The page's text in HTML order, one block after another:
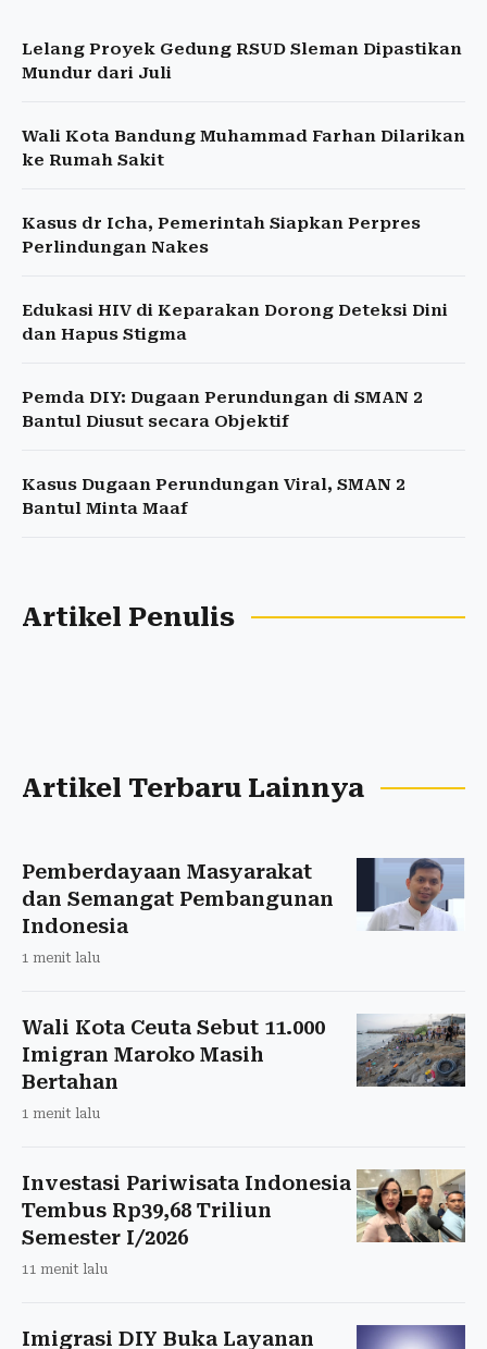
Lelang Proyek Gedung RSUD Sleman Dipastikan
Mundur dari Juli
Wali Kota Bandung Muhammad Farhan Dilarikan
ke Rumah Sakit
Kasus dr Icha, Pemerintah Siapkan Perpres
Perlindungan Nakes
Edukasi HIV di Keparakan Dorong Deteksi Dini
dan Hapus Stigma
Pemda DIY: Dugaan Perundungan di SMAN 2
Bantul Diusut secara Objektif
Kasus Dugaan Perundungan Viral, SMAN 2
Bantul Minta Maaf
Artikel Penulis
Artikel Terbaru Lainnya
Pemberdayaan Masyarakat
dan Semangat Pembangunan
Indonesia
1 menit lalu
Wali Kota Ceuta Sebut 11.000
Imigran Maroko Masih
Bertahan
1 menit lalu
Investasi Pariwisata Indonesia
Tembus Rp39,68 Triliun
Semester I/2026
11 menit lalu
Imigrasi DIY Buka Layanan